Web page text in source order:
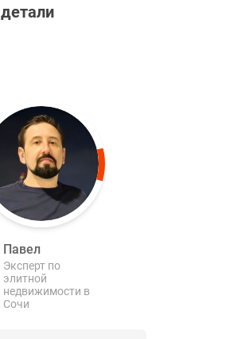
детали
Павел
Эксперт по
элитной
недвижимости в
Сочи